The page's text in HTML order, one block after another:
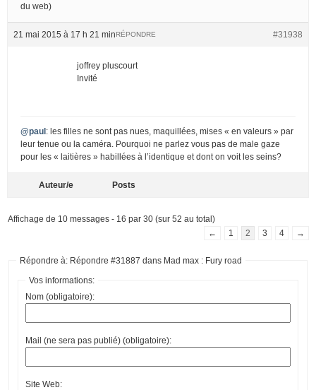
du web)
21 mai 2015 à 17 h 21 min #31938
RÉPONDRE
joffrey pluscourt
Invité
@paul: les filles ne sont pas nues, maquillées, mises « en valeurs » par
leur tenue ou la caméra. Pourquoi ne parlez vous pas de male gaze
pour les « laitières » habillées à l’identique et dont on voit les seins?
Auteur/e Posts
Affichage de 10 messages - 16 par 30 (sur 52 au total)
←
1 2 3 4 →
Répondre à: Répondre #31887 dans Mad max : Fury road
Vos informations:
Nom (obligatoire):
Mail (ne sera pas publié) (obligatoire):
Site Web: